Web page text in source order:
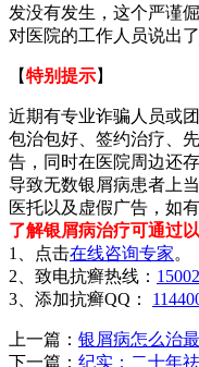
发没有发生，这个严谨
对医院的工作人员说出
【特别提示】
近期有专业诈骗人员或
包治包好、签约治疗、
告，同时在医院周边还
导致无数银屑病患者上
医托以及虚假广告，如
了解银屑病治疗可通过
1、点击在线咨询专家。
2、致电抗癣热线：
3、添加抗癣QQ：
上一篇： 银屑病怎么治
下一篇： 纪实：二十年